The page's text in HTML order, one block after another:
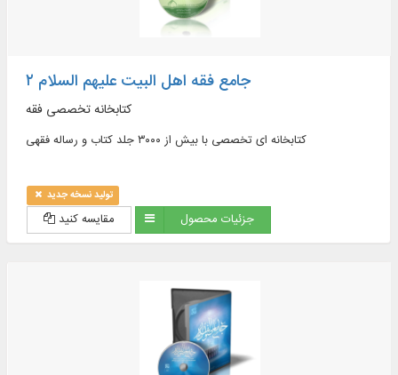
جامع فقه اهل البیت علیهم السلام ۲
کتابخانه تخصصی فقه
کتابخانه ای تخصصی با بیش از ۳۰۰۰ جلد کتاب و رساله فقهی
تولید نسخه جدید
مقایسه کنید جزئیات محصول